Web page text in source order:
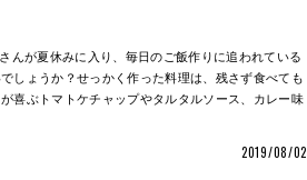
んが夏休みに入り、毎日のご飯作りに追われている
しょうか？せっかく作った料理は、残さず食べても
喜ぶトマトケチャップやタルタルソース、カレー味
2019/08/02